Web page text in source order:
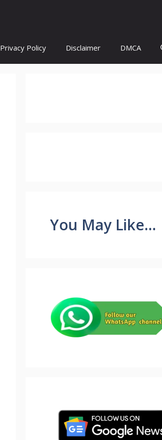
Privacy Policy Disclaimer DMCA
You May Like...